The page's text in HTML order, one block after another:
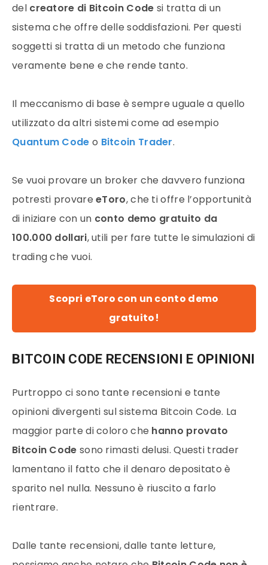
del creatore di Bitcoin Code si tratta di un
sistema che offre delle soddisfazioni. Per questi
soggetti si tratta di un metodo che funziona
veramente bene e che rende tanto.
Il meccanismo di base è sempre uguale a quello
utilizzato da altri sistemi come ad esempio
Quantum Code o Bitcoin Trader.
Se vuoi provare un broker che davvero funziona
potresti provareeToro, che ti offre l’opportunità
di iniziare con un conto demo gratuito da
100.000 dollari, utili per fare tutte le simulazioni di
trading che vuoi.
Scopri eToro con un conto demo
gratuito!
BITCOIN CODE RECENSIONI E OPINIONI
Purtroppo ci sono tante recensioni e tante
opinioni divergenti sul sistema Bitcoin Code. La
maggior parte di coloro che hanno provato
Bitcoin Code sono rimasti delusi. Questi trader
lamentano il fatto che il denaro depositato è
sparito nel nulla. Nessuno è riuscito a farlo
rientrare.
Dalle tante recensioni, dalle tante letture,